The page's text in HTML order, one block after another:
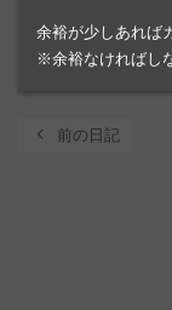
余裕が少しあれば
※余裕なければし
chevron_left 前の日記